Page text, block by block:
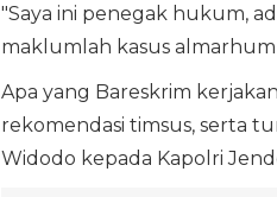
"Saya ini penegak hukum,
maklumlah kasus
Apa yang Bareskrim
rekomendasi timsus, serta
Widodo kepada Kapolri